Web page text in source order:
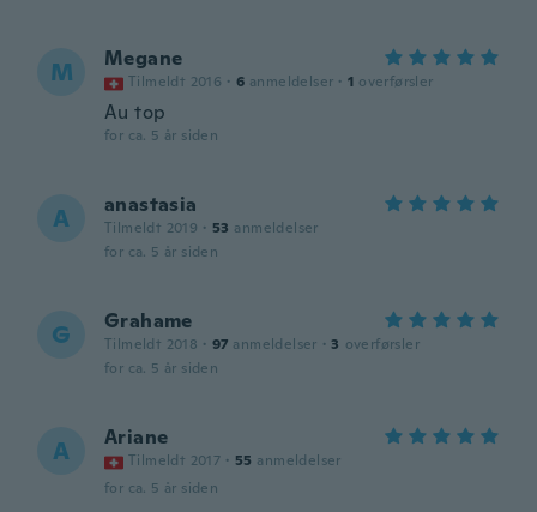
M Megane
Tilmeldt 2016 · 6 anmeldelser · 1 overførsler
Au top
for ca. 5 år siden
A anastasia
Tilmeldt 2019 · 53 anmeldelser
for ca. 5 år siden
G Grahame
Tilmeldt 2018 · 97 anmeldelser · 3 overførsler
for ca. 5 år siden
A Ariane
Tilmeldt 2017 · 55 anmeldelser
for ca. 5 år siden